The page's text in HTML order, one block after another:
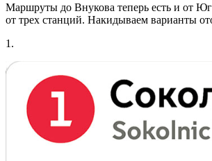
Маршруты до Внукова теперь есть и от
от трех станций. Накидываем варианты
1.